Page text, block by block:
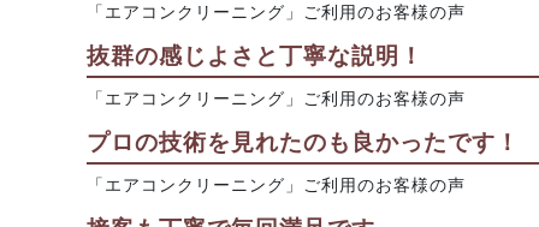
「エアコンクリーニング」ご利用のお客様の声
抜群の感じよさと丁寧な説明！
「エアコンクリーニング」ご利用のお客様の声
プロの技術を見れたのも良かったです！
「エアコンクリーニング」ご利用のお客様の声